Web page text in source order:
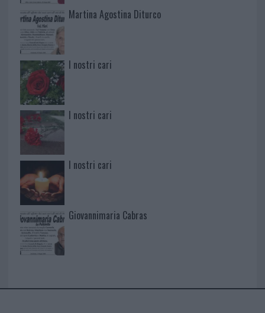
Martina Agostina Diturco
I nostri cari
I nostri cari
I nostri cari
Giovannimaria Cabras